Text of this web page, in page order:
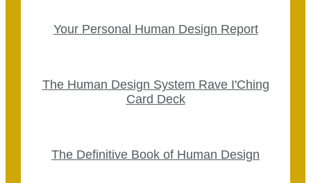
Your Personal Human Design Report
The Human Design System Rave I'Ching
Card Deck
The Definitive Book of Human Design